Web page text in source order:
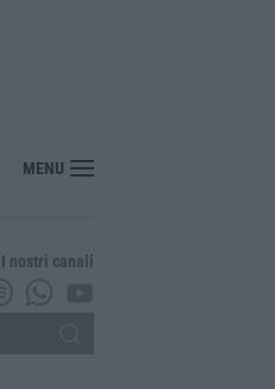
idonei della Pa in Calabria
MENU
I nostri canali